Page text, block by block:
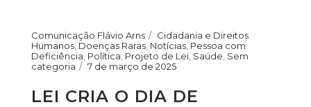
Comunicação Flávio Arns
Cidadania e Direitos
Humanos Doenças Raras Notícias Pessoa com
Deficiência Política Projeto de Lei Saúde Sem
categoria
7 de março de 2025
LEI CRIA O DIA DE